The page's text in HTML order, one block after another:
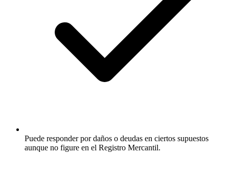
Puede responder por daños o deudas en ciertos supuestos
aunque no figure en el Registro Mercantil.